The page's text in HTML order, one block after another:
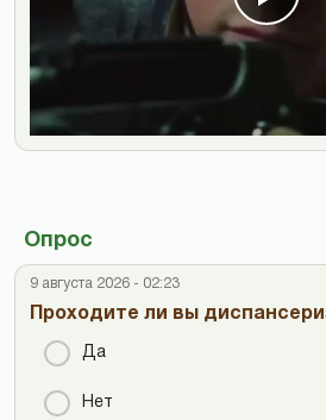
Опрос
9 августа 2026 - 02:23
Проходите ли вы
Да
Нет